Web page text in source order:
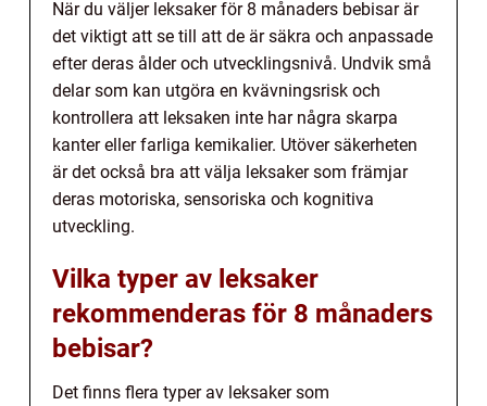
När du väljer leksaker för 8 månaders bebisar är
det viktigt att se till att de är säkra och anpassade
efter deras ålder och utvecklingsnivå. Undvik små
delar som kan utgöra en kvävningsrisk och
kontrollera att leksaken inte har några skarpa
kanter eller farliga kemikalier. Utöver säkerheten
är det också bra att välja leksaker som främjar
deras motoriska, sensoriska och kognitiva
utveckling.
Vilka typer av leksaker
rekommenderas för 8 månaders
bebisar?
Det finns flera typer av leksaker som